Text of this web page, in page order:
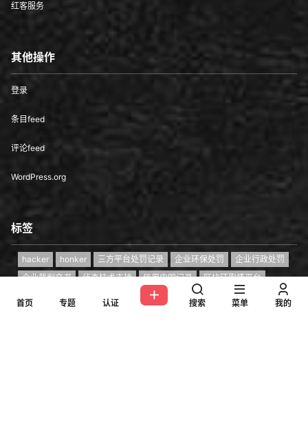
红客服务
其他操作
登录
条目feed
评论feed
WordPress.org
标签
hacker honker 三方平台处罚记录 企业环保处罚
企业行政处罚
企业裁判文书
侦查技术支持 信用中国记录
区块链舆情平台
区块链骗局
和太极 大户追款骗局 尚武精神
杀猪盘骗局
首页 专题 认证 搜索 菜单 我的